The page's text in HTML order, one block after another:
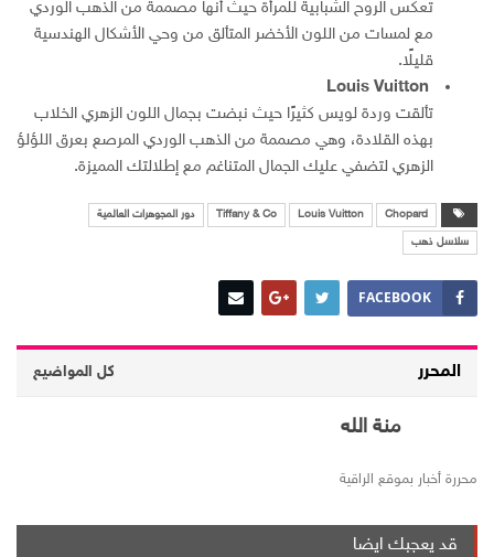
تعكس الروح الشبابية للمرأة حيث أنها مصممة من الذهب الوردي
مع لمسات من اللون الأخضر المتألق من وحي الأشكال الهندسية
قليلًا.
تألقت وردة لويس كثيرًا حيث نبضت بجمال اللون الزهري الخلاب
بهذه القلادة، وهي مصممة من الذهب الوردي المرصع بعرق اللؤلؤ
الزهري لتضفي عليك الجمال المتناغم مع إطلالتك المميزة.
Chopard
Louis Vuitton
Tiffany & Co دور المجوهرات العالمية
سلاسل ذهب
FACEBOOK
المحرر كل المواضيع
منة الله
محررة أخبار بموقع الراقية
قد يعجبك ايضا